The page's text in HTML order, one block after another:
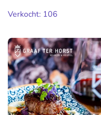
Verkocht: 106